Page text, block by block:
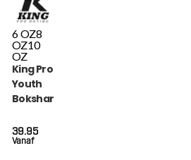
6 OZ8
OZ10
OZ
King Pro Boxing
Youth
Bokshandschoenen
HEXAGON 2)
Vanaf
39.95